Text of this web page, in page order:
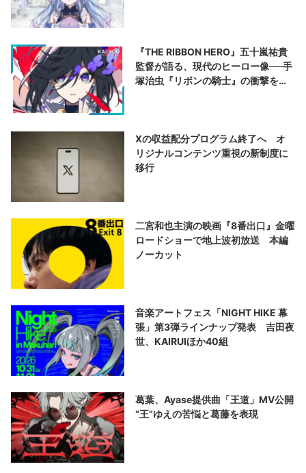
『THE RIBBON HERO』五十嵐祐貴
監督が語る、現代のヒーロー像──手
塚治虫『リボンの騎士』の衝撃を再
Xの収益配分プログラム終了へ オ
リジナルコンテンツ重視の新制度に
移行
二宮和也主演の映画『8番出口』金曜
ロードショーで地上波初放送 本編
ノーカット
音楽アートフェス「NIGHT HIKE 幕
張」第3弾ラインナップ発表 吉田夜
世、KAIRUIほか40組
葛葉、Ayase提供曲「王道」MV公開
“王”ゆえの苦悩と葛藤を表現